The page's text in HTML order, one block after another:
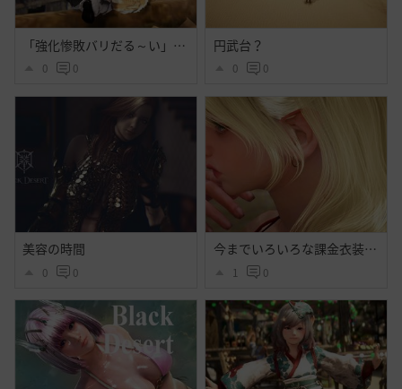
「強化惨敗バリだる～い」「・・・」
0 0
円武台？
0 0
美容の時間
0 0
今までいろいろな課金衣装出てそれなりに好きだったけど今回程心奪われた衣装はなかったよ・・大好きだよシトラス・・ハイセンス過ぎるよ黒砂漠☝️ぃえーぃ！
1 0